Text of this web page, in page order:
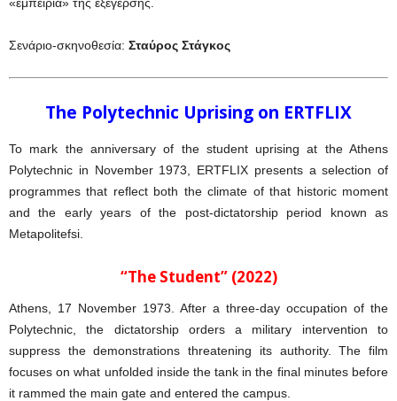
Σενάριο-σκηνοθεσία: Σταύρος Στάγκος
The Polytechnic Uprising on ERTFLIX
To mark the anniversary of the student uprising at the Athens
Polytechnic in November 1973, ERTFLIX presents a selection of
programmes that reflect both the climate of that historic moment
and the early years of the post-dictatorship period known as
Metapolitefsi.
“The Student” (2022)
Athens, 17 November 1973. After a three-day occupation of the
Polytechnic, the dictatorship orders a military intervention to
suppress the demonstrations threatening its authority. The film
focuses on what unfolded inside the tank in the final minutes before
it rammed the main gate and entered the campus.